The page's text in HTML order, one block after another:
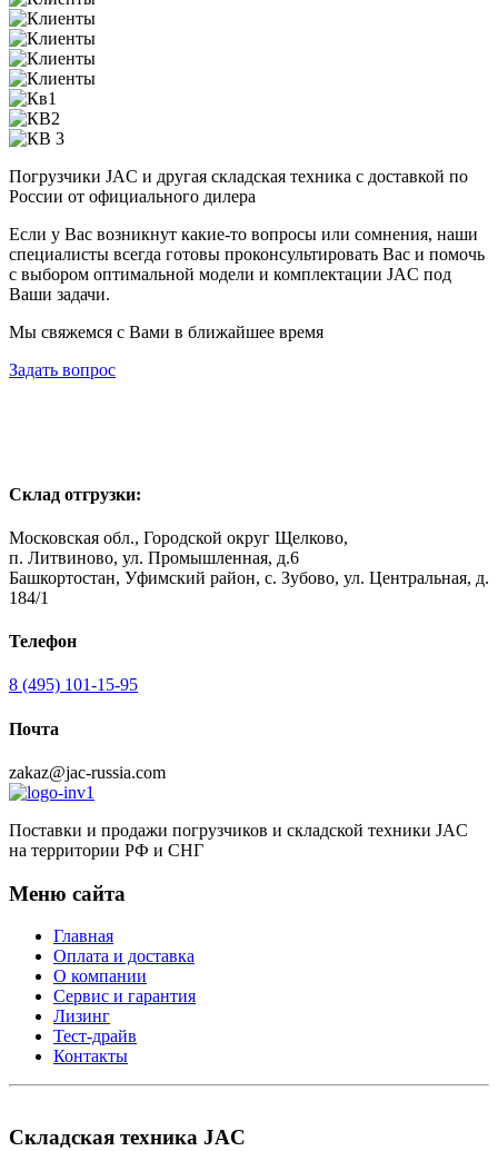
Погрузчики JAC и другая складская техника с доставкой по
России от официального дилера
Если у Вас возникнут какие-то вопросы или сомнения, наши
специалисты всегда готовы проконсультировать Вас и помочь
с выбором оптимальной модели и комплектации JAC под
Ваши задачи.
Мы свяжемся с Вами в ближайшее время
Задать вопрос
Склад отгрузки:
Московская обл., Городской округ Щелково,
п. Литвиново, ул. Промышленная, д.6
Башкортостан, Уфимский район, с. Зубово, ул. Центральная, д.
184/1
Телефон
8 (495) 101-15-95
Почта
zakaz@jac-russia.com
Поставки и продажи погрузчиков и складской техники JAC
на территории РФ и СНГ
Меню сайта
Главная
Оплата и доставка
О компании
Сервис и гарантия
Лизинг
Тест-драйв
Контакты
Складская техника JAC